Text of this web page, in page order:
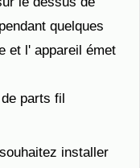
quelques
et l' appareil émet
parts fil
installer